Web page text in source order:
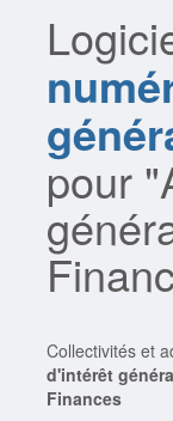
pour
Collectivités et
d'intérêt
Finances